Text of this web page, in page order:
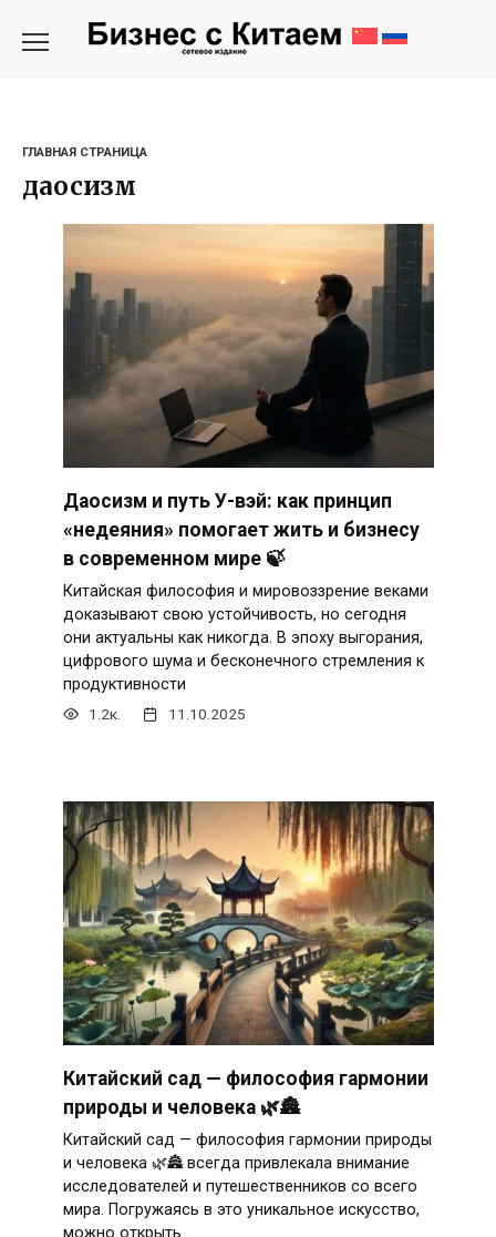
ГЛАВНАЯ СТРАНИЦА
даосизм
Даосизм и путь У-вэй: как принцип
«недеяния» помогает жить и бизнесу
в современном мире 🍃
Китайская философия и мировоззрение веками
доказывают свою устойчивость, но сегодня
они актуальны как никогда. В эпоху выгорания,
цифрового шума и бесконечного стремления к
продуктивности
1.2к. 11.10.2025
Китайский сад — философия гармонии
природы и человека 🌿🏯
Китайский сад — философия гармонии природы
и человека 🌿🏯 всегда привлекала внимание
исследователей и путешественников со всего
мира. Погружаясь в это уникальное искусство,